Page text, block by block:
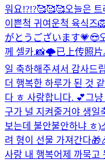
워요!?!?🥰🥰🥰오늘은
이쁜척 귀여운척 육식즈
がとうございます💗😎
께 셀카.📸🌩已上传照片
일 축하해주셔서 감사드
더 행복한 하루가 된 것
다 ㅎ 사랑합니다. 💕그냥
구가 널 지켜줄거야 생일
보는데 불안불안하냐 ㅎ)
려 형이 선물 가져간다
사랑 내 행복어제 까묵고